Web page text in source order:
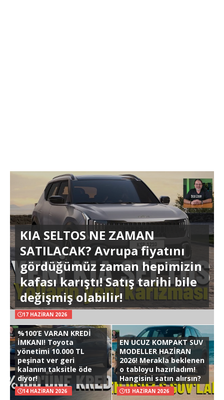
KIA SELTOS NE ZAMAN
SATILACAK? Avrupa fiyatını
gördüğümüz zaman hepimizin
kafası karıştı! Satış tarihi bile
değişmiş olabilir!
17 HAZIRAN 2026
%100’E VARAN KREDİ
İMKANI! Toyota
yönetimi 10.000 TL
peşinat ver geri
kalanını taksitle öde
diyor!
14 HAZIRAN 2026
EN UCUZ KOMPAKT SUV
MODELLER HAZİRAN
2026! Merakla beklenen
o tabloyu hazırladım!
Hangisini satın alırsın?
13 HAZIRAN 2026